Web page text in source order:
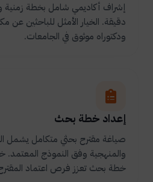
إشراف أكاديمي شامل بخطة زمنية
دقيقة. الخيار الأمثل للباحثين عن
ودكتوراه موثوق في الجامعات.
إعداد خطة بحث
صياغة مقترح بحثي متكامل يشمل
والمنهجية وفق النموذج
خطة بحث تعزز فرص اعتماد